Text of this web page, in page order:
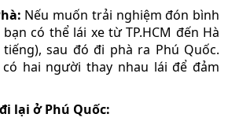
Nếu muốn trải nghiệm đón bình
có thể lái xe từ TP.HCM đến Hà
sau đó đi phà ra Phú Quốc.
hai người thay nhau lái để đảm
lại ở Phú Quốc: